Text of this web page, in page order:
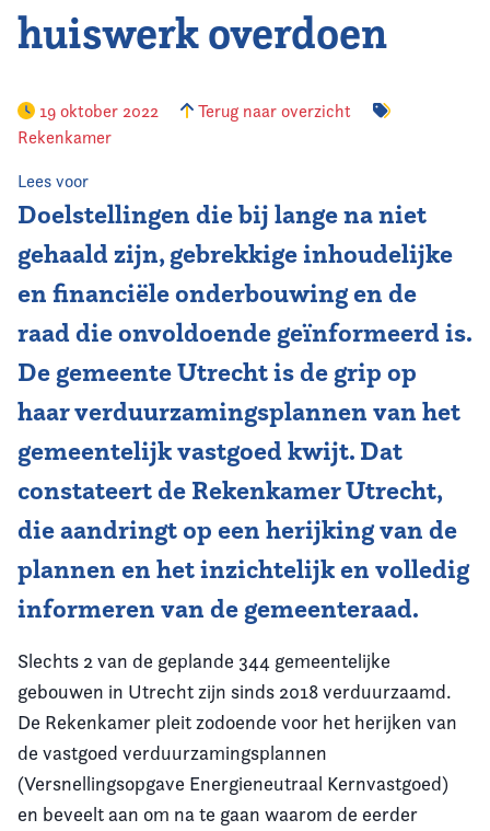
huiswerk overdoen
19 oktober 2022
Terug naar overzicht
Rekenkamer
Lees voor
Doelstellingen die bij lange na niet
gehaald zijn, gebrekkige inhoudelijke
en financiële onderbouwing en de
raad die onvoldoende geïnformeerd is.
De gemeente Utrecht is de grip op
haar verduurzamingsplannen van het
gemeentelijk vastgoed kwijt. Dat
constateert de Rekenkamer Utrecht,
die aandringt op een herijking van de
plannen en het inzichtelijk en volledig
informeren van de gemeenteraad.
Slechts 2 van de geplande 344 gemeentelijke
gebouwen in Utrecht zijn sinds 2018 verduurzaamd.
De Rekenkamer pleit zodoende voor het herijken van
de vastgoed verduurzamingsplannen
(Versnellingsopgave Energieneutraal Kernvastgoed)
en beveelt aan om na te gaan waarom de eerder